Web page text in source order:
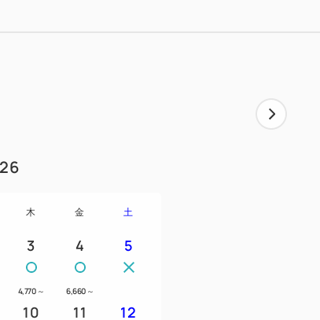
木 金 土
3
4,770 ～
4
6,660 ～
5
10 11 12